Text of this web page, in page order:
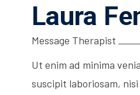
Laura
Message Therapist
Ut enim ad minima
suscipit laboriosam,